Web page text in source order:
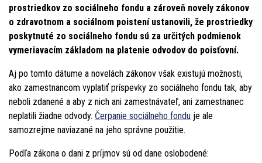
prostriedkov zo sociálneho fondu a zároveň novely zákonov
o zdravotnom a sociálnom poistení ustanovili, že prostriedky
poskytnuté zo sociálneho fondu sú za určitých podmienok
vymeriavacím základom na platenie odvodov do poisťovní.
Aj po tomto dátume a novelách zákonov však existujú možnosti,
ako zamestnancom vyplatiť príspevky zo sociálneho fondu tak, aby
neboli zdanené a aby z nich ani zamestnávateľ, ani zamestnanec
neplatili žiadne odvody. Čerpanie sociálneho fondu je ale
samozrejme naviazané na jeho správne použitie.
Podľa zákona o dani z príjmov sú od dane oslobodené: